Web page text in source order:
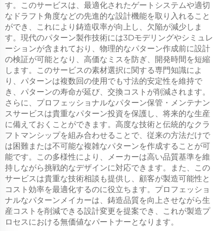
す。このサービスは、最適化されたゲートシステムや適切
なドラフト角度などの先進的な設計機能を取り入れること
ができ、これにより鋳造収率が向上し、欠陥が減少しま
す。現代のパターン製作技術には3Dモデリングやシミュレ
ーションが含まれており、物理的なパターン作成前に設計
の検証が可能となり、高価なミスを防ぎ、開発時間を短縮
します。このサービスの素材選択に関する専門知識によ
り、パターンは複数回の使用でも寸法的安定性を維持で
き、パターンの寿命が延び、交換コストが削減されます。
さらに、プロフェッショナルなパターン保管・メンテナン
スサービスは貴重なパターン投資を保護し、将来的な生産
に備えておくことができます。高度な技術と伝統的なクラ
フトマンシップを組み合わせることで、従来の方法だけで
は困難または不可能な複雑なパターンを作成することが可
能です。この多様性により、メーカーは高い品質基準を維
持しながら挑戦的なデザインに対応できます。また、この
サービスは貴重な技術相談も提供し、顧客が製造可能性と
コスト効率を最適化するのに役立ちます。プロフェッショ
ナルなパターンメイカーは、鋳造品質を向上させながら生
産コストを削減できる設計変更を提案でき、これが製造プ
ロセスにおける無価値なパートナーとなります。